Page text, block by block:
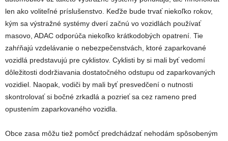
len ako voliteľné príslušenstvo. Keďže bude trvať niekoľko rokov,
kým sa výstražné systémy dverí začnú vo vozidlách používať
masovo, ADAC odporúča niekoľko krátkodobých opatrení. Tie
zahŕňajú vzdelávanie o nebezpečenstvách, ktoré zaparkované
vozidlá predstavujú pre cyklistov. Cyklisti by si mali byť vedomí
dôležitosti dodržiavania dostatočného odstupu od zaparkovaných
vozidiel. Naopak, vodiči by mali byť presvedčení o nutnosti
skontrolovať si bočné zrkadlá a pozrieť sa cez rameno pred
opustením zaparkovaného vozidla.
Obce zasa môžu tiež pomôcť predchádzať nehodám spôsobeným